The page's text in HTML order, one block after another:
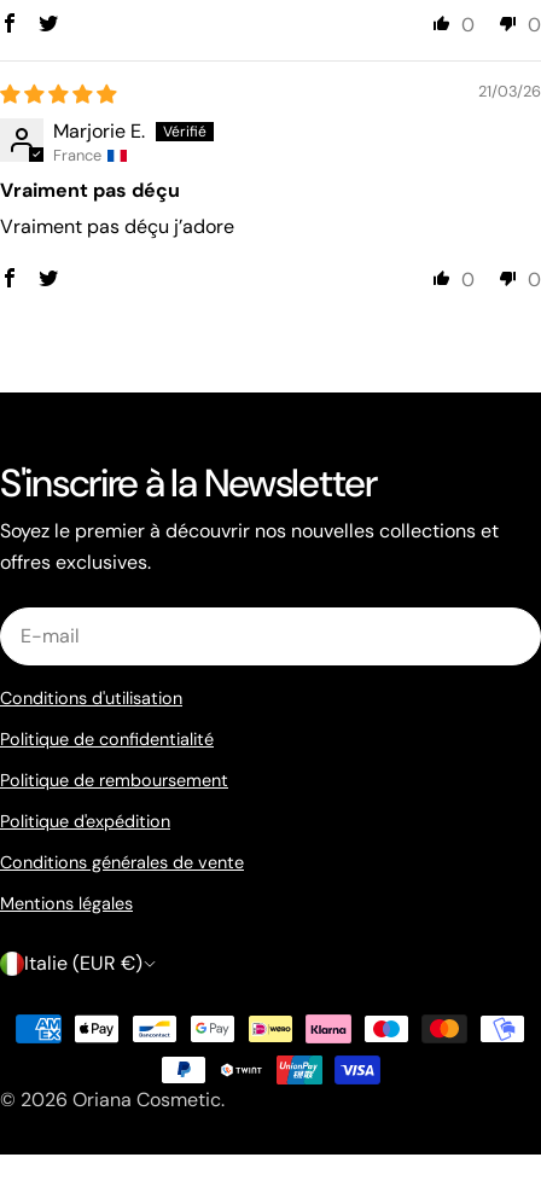
0 0
21/03/26
Marjorie E.
France
Vraiment pas déçu
Vraiment pas déçu j’adore
0 0
S'inscrire à la Newsletter
Soyez le premier à découvrir nos nouvelles collections et
offres exclusives.
E-
mail
Conditions d'utilisation
Politique de confidentialité
Politique de remboursement
Politique d'expédition
Conditions générales de vente
Mentions légales
P
s
r
Italie (EUR €)
© 2026 Oriana Cosmetic.
Méthodes
payement